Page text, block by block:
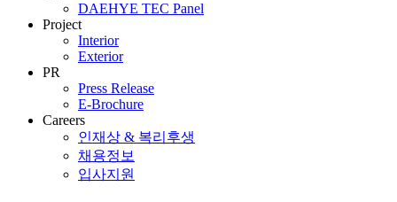
DAEHYE TEC Panel
Project
Interior
Exterior
PR
Press Release
E-Brochure
Careers
인재상 & 복리후생
채용정보
입사지원